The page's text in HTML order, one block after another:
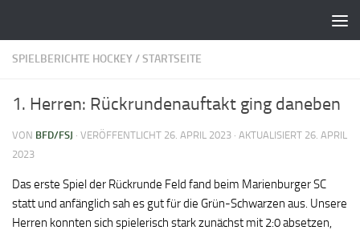
SPIELBERICHTE HOCKEY/STARTSEITE
1. Herren: Rückrundenauftakt ging daneben
VON BFD/FSJ · VERÖFFENTLICHT 26. APRIL 2023 · AKTUALISIERT 26. APRIL
2023
Das erste Spiel der Rückrunde Feld fand beim Marienburger SC
statt und anfänglich sah es gut für die Grün-Schwarzen aus. Unsere
Herren konnten sich spielerisch stark zunächst mit 2:0 absetzen,